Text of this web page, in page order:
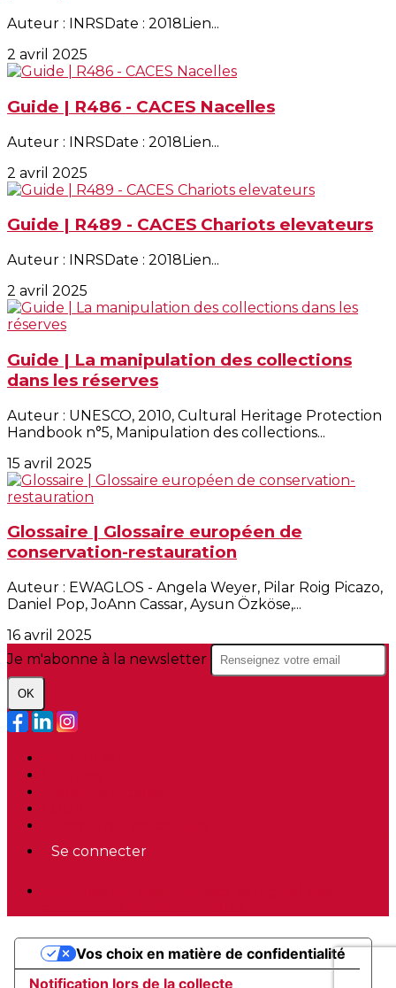
Auteur : INRSDate : 2018Lien...
2 avril 2025
Guide | R486 - CACES Nacelles
Auteur : INRSDate : 2018Lien...
2 avril 2025
Guide | R489 - CACES Chariots elevateurs
Auteur : INRSDate : 2018Lien...
2 avril 2025
Guide | La manipulation des collections
dans les réserves
Auteur : UNESCO, 2010, Cultural Heritage Protection
Handbook n°5, Manipulation des collections...
15 avril 2025
Glossaire | Glossaire européen de
conservation-restauration
Auteur : EWAGLOS - Angela Weyer, Pilar Roig Picazo,
Daniel Pop, JoAnn Cassar, Aysun Özköse,...
16 avril 2025
Je m'abonne à la newsletter
OK
Se connecter
Notification lors de la collecte
Vos choix en matière de confidentialité